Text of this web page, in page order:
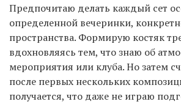
Предпочитаю делать каждый сет
определенной вечеринки,
пространства. Формирую костяк
вдохновляясь тем, что знаю об
мероприятия или клуба. Но затем
после первых нескольких
получается, что даже не играю